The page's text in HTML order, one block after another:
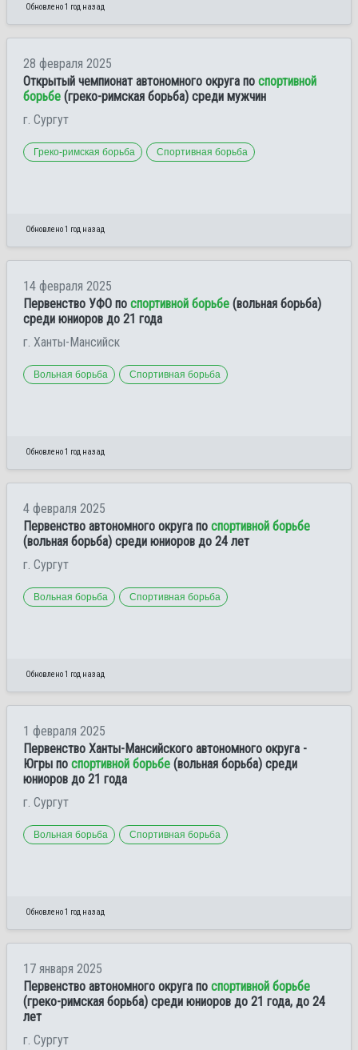
Обновлено 1 год назад
28 февраля 2025
Открытый чемпионат автономного округа по спортивной
борьбе (греко-римская борьба) среди мужчин
г. Сургут
Греко-римская борьба Спортивная борьба
Обновлено 1 год назад
14 февраля 2025
Первенство УФО по спортивной борьбе (вольная борьба)
среди юниоров до 21 года
г. Ханты-Мансийск
Вольная борьба Спортивная борьба
Обновлено 1 год назад
4 февраля 2025
Первенство автономного округа по спортивной борьбе
(вольная борьба) среди юниоров до 24 лет
г. Сургут
Вольная борьба Спортивная борьба
Обновлено 1 год назад
1 февраля 2025
Первенство Ханты-Мансийского автономного округа -
Югры по спортивной борьбе (вольная борьба) среди
юниоров до 21 года
г. Сургут
Вольная борьба Спортивная борьба
Обновлено 1 год назад
17 января 2025
Первенство автономного округа по спортивной борьбе
(греко-римская борьба) среди юниоров до 21 года, до 24
лет
г. Сургут